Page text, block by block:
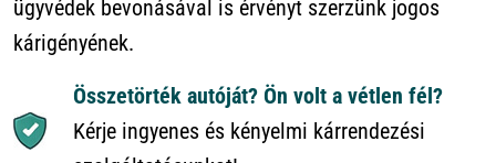
ügyvédek bevonásával is érvényt szerzünk jogos
kárigényének.
Összetörték autóját? Ön volt a vétlen fél?
Kérje ingyenes és kényelmi kárrendezési